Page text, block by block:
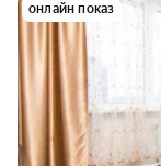
онлайн показ